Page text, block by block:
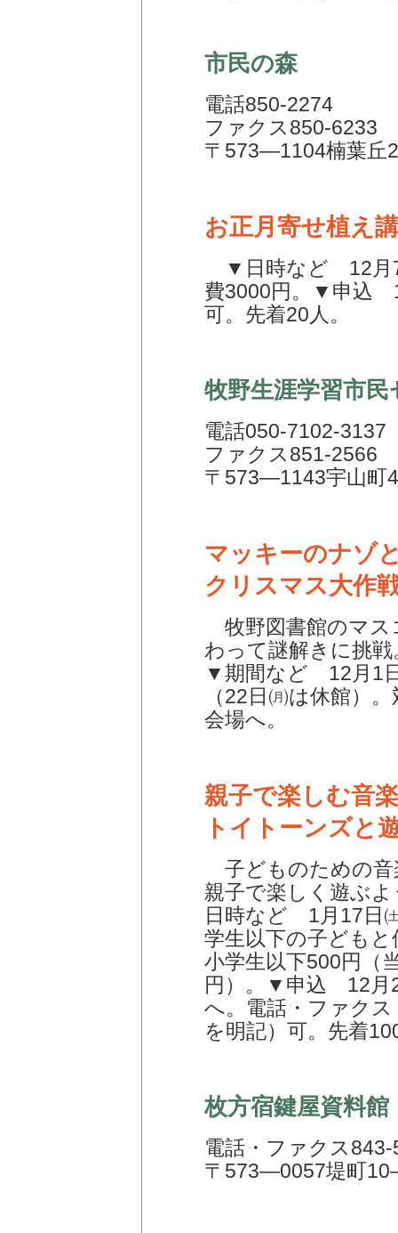
市民の森
電話850-2274
ファクス850-6233
〒573―1104楠葉
お正月寄せ植え
▼日時など 12月7
費3000円。▼申込
可。先着20人。
牧野生涯学習市民
電話050-7102-3137
ファクス851-2566
〒573―1143宇山
マッキーのナゾ
クリスマス大作
牧野図書館のマス
わって謎解きに挑
▼期間など 12月1
（22日㈪は休館）
会場へ。
親子で楽しむ
トイトーンズと
子どものための音
親子で楽しく遊ぶ
日時など 1月17日
学生以下の子ども
小学生以下500円（
円）。▼申込 12月
へ。電話・ファク
を明記）可。先着
枚方宿鍵屋資料館
電話・ファクス843-
〒573―0057堤町